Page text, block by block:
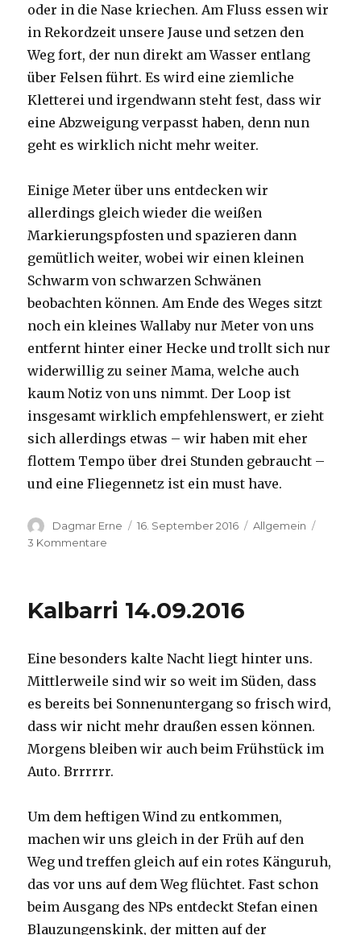
oder in die Nase kriechen. Am Fluss essen wir
in Rekordzeit unsere Jause und setzen den
Weg fort, der nun direkt am Wasser entlang
über Felsen führt. Es wird eine ziemliche
Kletterei und irgendwann steht fest, dass wir
eine Abzweigung verpasst haben, denn nun
geht es wirklich nicht mehr weiter.
Einige Meter über uns entdecken wir
allerdings gleich wieder die weißen
Markierungspfosten und spazieren dann
gemütlich weiter, wobei wir einen kleinen
Schwarm von schwarzen Schwänen
beobachten können. Am Ende des Weges sitzt
noch ein kleines Wallaby nur Meter von uns
entfernt hinter einer Hecke und trollt sich nur
widerwillig zu seiner Mama, welche auch
kaum Notiz von uns nimmt. Der Loop ist
insgesamt wirklich empfehlenswert, er zieht
sich allerdings etwas – wir haben mit eher
flottem Tempo über drei Stunden gebraucht –
und eine Fliegennetz ist ein must have.
Autor
Dagmar Erne
Veröffentlicht
16. September 2016 Kategorien
Allgemein
3 Kommentare
Kalbarri 14.09.2016
Eine besonders kalte Nacht liegt hinter uns.
Mittlerweile sind wir so weit im Süden, dass
es bereits bei Sonnenuntergang so frisch wird,
dass wir nicht mehr draußen essen können.
Morgens bleiben wir auch beim Frühstück im
Auto. Brrrrrr.
Um dem heftigen Wind zu entkommen,
machen wir uns gleich in der Früh auf den
Weg und treffen gleich auf ein rotes Känguruh,
das vor uns auf dem Weg flüchtet. Fast schon
beim Ausgang des NPs entdeckt Stefan einen
Blauzungenskink, der mitten auf der